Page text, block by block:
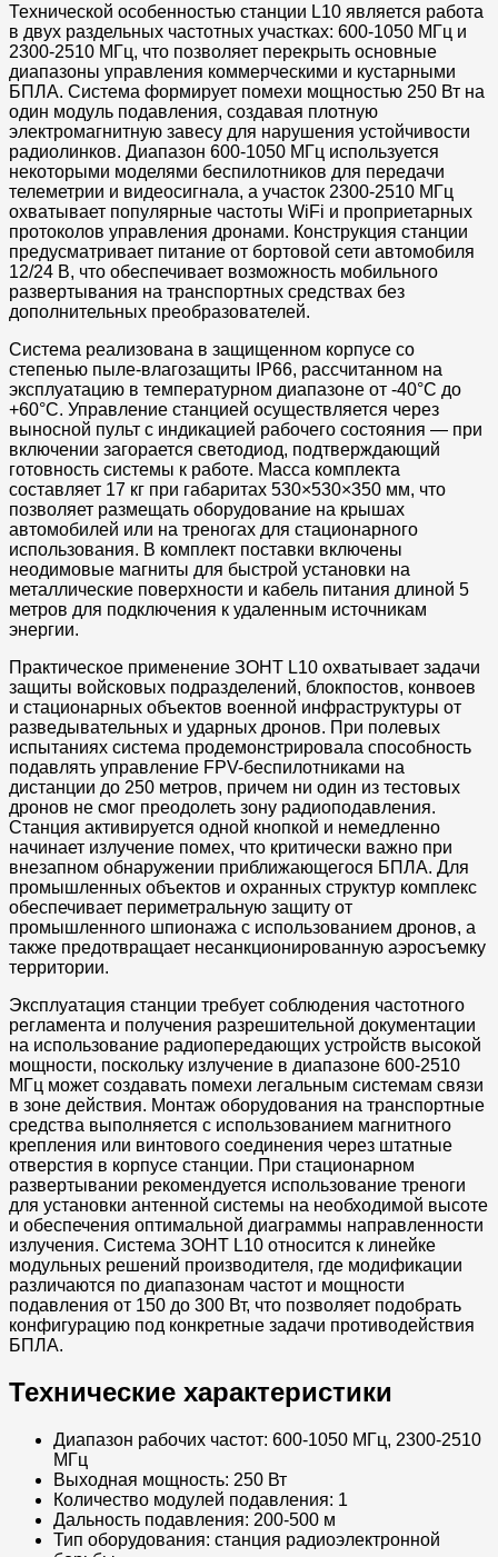
Технической особенностью станции L10 является работа
в двух раздельных частотных участках: 600-1050 МГц и
2300-2510 МГц, что позволяет перекрыть основные
диапазоны управления коммерческими и кустарными
БПЛА. Система формирует помехи мощностью 250 Вт на
один модуль подавления, создавая плотную
электромагнитную завесу для нарушения устойчивости
радиолинков. Диапазон 600-1050 МГц используется
некоторыми моделями беспилотников для передачи
телеметрии и видеосигнала, а участок 2300-2510 МГц
охватывает популярные частоты WiFi и проприетарных
протоколов управления дронами. Конструкция станции
предусматривает питание от бортовой сети автомобиля
12/24 В, что обеспечивает возможность мобильного
развертывания на транспортных средствах без
дополнительных преобразователей.
Система реализована в защищенном корпусе со
степенью пыле-влагозащиты IP66, рассчитанном на
эксплуатацию в температурном диапазоне от -40°C до
+60°C. Управление станцией осуществляется через
выносной пульт с индикацией рабочего состояния — при
включении загорается светодиод, подтверждающий
готовность системы к работе. Масса комплекта
составляет 17 кг при габаритах 530×530×350 мм, что
позволяет размещать оборудование на крышах
автомобилей или на треногах для стационарного
использования. В комплект поставки включены
неодимовые магниты для быстрой установки на
металлические поверхности и кабель питания длиной 5
метров для подключения к удаленным источникам
энергии.
Практическое применение ЗОНТ L10 охватывает задачи
защиты войсковых подразделений, блокпостов, конвоев
и стационарных объектов военной инфраструктуры от
разведывательных и ударных дронов. При полевых
испытаниях система продемонстрировала способность
подавлять управление FPV-беспилотниками на
дистанции до 250 метров, причем ни один из тестовых
дронов не смог преодолеть зону радиоподавления.
Станция активируется одной кнопкой и немедленно
начинает излучение помех, что критически важно при
внезапном обнаружении приближающегося БПЛА. Для
промышленных объектов и охранных структур комплекс
обеспечивает периметральную защиту от
промышленного шпионажа с использованием дронов, а
также предотвращает несанкционированную аэросъемку
территории.
Эксплуатация станции требует соблюдения частотного
регламента и получения разрешительной документации
на использование радиопередающих устройств высокой
мощности, поскольку излучение в диапазоне 600-2510
МГц может создавать помехи легальным системам связи
в зоне действия. Монтаж оборудования на транспортные
средства выполняется с использованием магнитного
крепления или винтового соединения через штатные
отверстия в корпусе станции. При стационарном
развертывании рекомендуется использование треноги
для установки антенной системы на необходимой высоте
и обеспечения оптимальной диаграммы направленности
излучения. Система ЗОНТ L10 относится к линейке
модульных решений производителя, где модификации
различаются по диапазонам частот и мощности
подавления от 150 до 300 Вт, что позволяет подобрать
конфигурацию под конкретные задачи противодействия
БПЛА.
Технические характеристики
Диапазон рабочих частот: 600-1050 МГц, 2300-2510
МГц
Выходная мощность: 250 Вт
Количество модулей подавления: 1
Дальность подавления: 200-500 м
Тип оборудования: станция радиоэлектронной